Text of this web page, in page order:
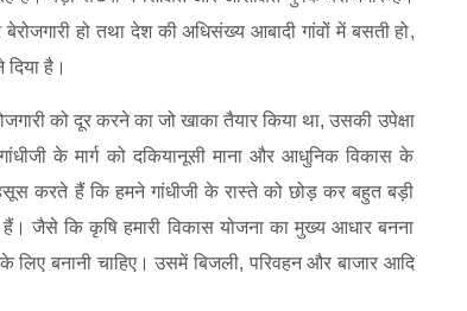
हो तथा देश की अधिसंख्य आबादी गांवों में बसती हो,
दिया है।
को दूर करने का जो खाका तैयार किया था,उसकी उपेक्षा
के मार्ग को दकियानूसी माना और आधुनिक विकास के
करते हैं कि हमने गांधीजी के रास्ते को छोड़ कर बहुत बड़ी
जैसे कि कृषि हमारी विकास योजना का मुख्य आधार बनना
लिए बनानी चाहिए। उसमें बिजली, परिवहन और बाजार आदि